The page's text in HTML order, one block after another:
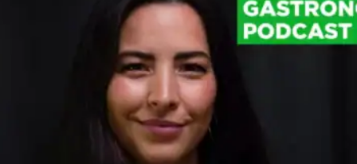
v nadcházejících legislativních krocích, připravili